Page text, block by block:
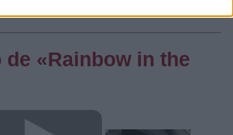
«Rainbow in the